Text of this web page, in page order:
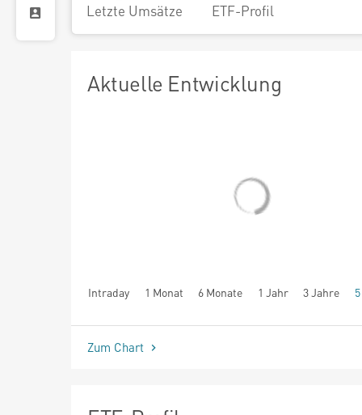
Letzte Umsätze ETF-Profil
Aktuelle Entwicklung
Intraday 1 Monat 6 Monate 1 Jahr 3 Jahre
seit Beginn
Zum Chart